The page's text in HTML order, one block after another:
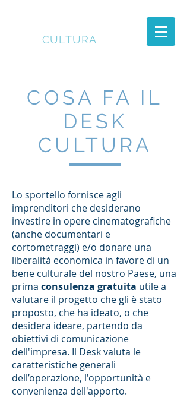
DESKCULTURA
COSA FA IL
DESK
CULTURA
Lo sportello fornisce agli
imprenditori che desiderano
investire in opere cinematografiche
(anche documentari e
cortometraggi) e/o donare una
liberalità economica in favore di un
bene culturale del nostro Paese, una
prima consulenza gratuita utile a
valutare il progetto che gli è stato
proposto, che ha ideato, o che
desidera ideare, partendo da
obiettivi di comunicazione
dell'impresa. Il Desk valuta le
caratteristiche generali
dell’operazione, l'opportunità e
convenienza dell'apporto.